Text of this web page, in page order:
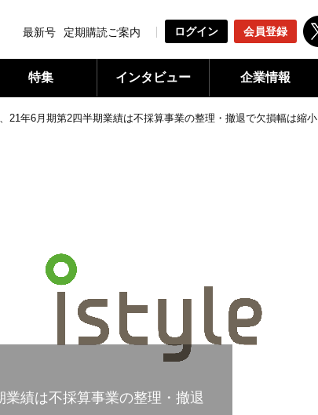
最新号 定期購読ご案内 ログイン 会員登録
特集 インタビュー 企業情報
21年6月期第2四半期業績は不採算事業の整理・撤退で欠損幅は縮小
績は不採算事業の整理・撤退